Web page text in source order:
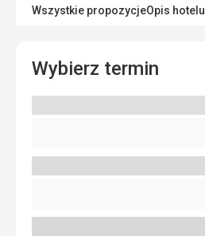
Wszystkie propozycjeOpis hotelu
Wybierz termin